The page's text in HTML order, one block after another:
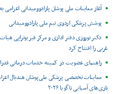
آغاز معاینات ملی پوشان پارادوومیدانی اعزامی
پوشش پزشکی اردوی تیم ملی پارادوومیدانی
دکتر نوروزی دفتر اداری و مرکز فیزیوتراپی
غربی را افتتاح کرد
راهنمای عضویت در کمیته خدمات درمانی
معاینات تخصصی پزشکی ملی‌پوشان هندبال
بازی‌های آسیایی ناگویا ۲۰۲۶